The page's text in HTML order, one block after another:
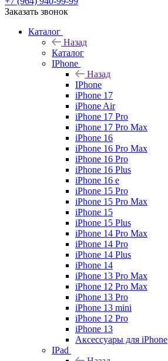
Заказать звонок
Каталог
Назад
Каталог
IPhone
Назад
IPhone
iPhone 17
iPhone Air
iPhone 17 Pro
iPhone 17 Pro Max
iPhone 16
iPhone 16 Pro Max
iPhone 16 Pro
iPhone 16 Plus
iPhone 16 e
iPhone 15 Pro
iPhone 15 Pro Max
iPhone 15
iPhone 15 Plus
iPhone 14 Pro Max
iPhone 14 Pro
iPhone 14 Plus
iPhone 14
iPhone 13 Pro Max
iPhone 12 Pro Max
iPhone 13 Pro
iPhone 13 mini
iPhone 12 Pro
iPhone 13
Аксессуары для iPhone
IPad